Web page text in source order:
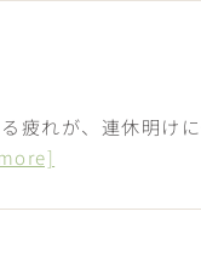
疲れが、連休明け